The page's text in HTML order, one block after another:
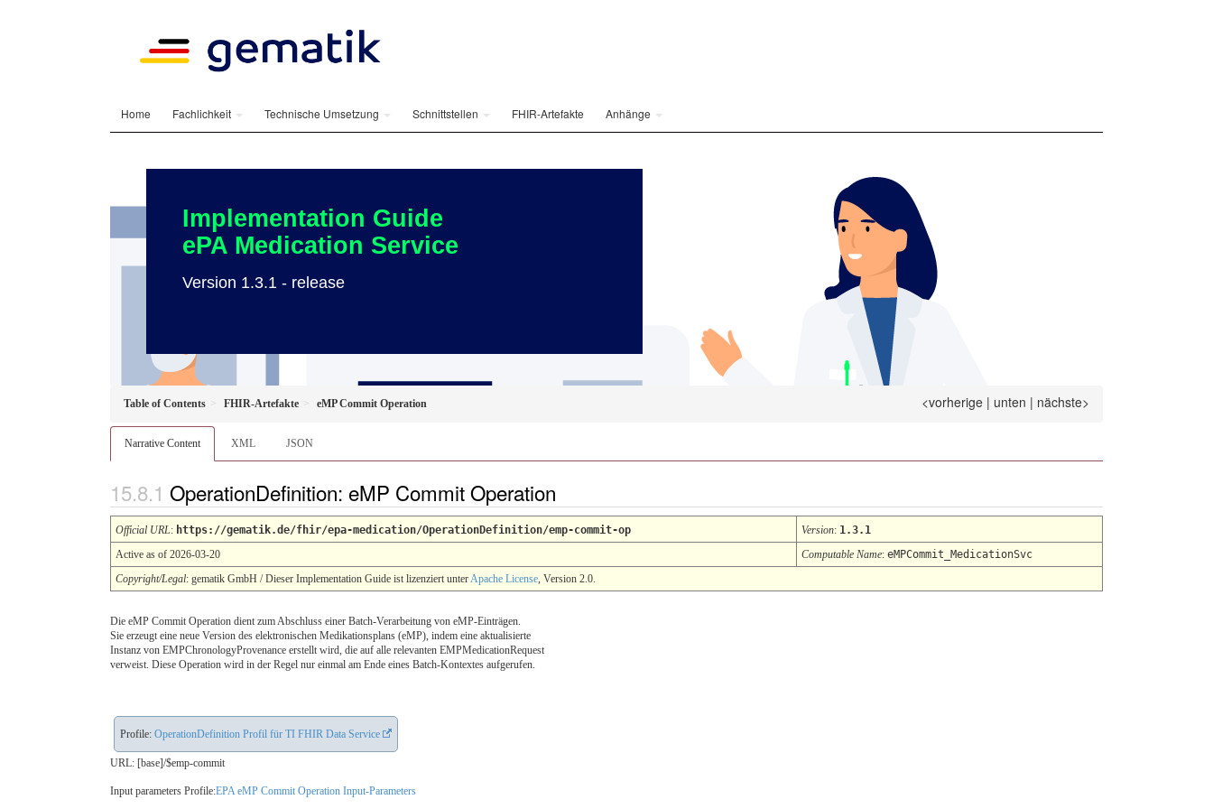
Home Fachlichkeit Technische Umsetzung Schnittstellen FHIR-Artefakte Anhänge
Implementation Guide
ePA Medication Service
Version 1.3.1 - release
Table of Contents FHIR-Artefakte eMP Commit Operation <vorherige | unten | nächste>
Narrative Content XML JSON
OperationDefinition: eMP Commit Operation
Official URL: https://gematik.de/fhir/epa-medication/OperationDefinition/emp-commit-op Version: 1.3.1
Active as of 2026-03-20
Computable Name: eMPCommit_MedicationSvc
Copyright/Legal: gematik GmbH / Dieser Implementation Guide ist lizenziert unter Apache License , Version 2.0.
Die eMP Commit Operation dient zum Abschluss einer Batch-Verarbeitung von eMP-Einträgen.
Sie erzeugt eine neue Version des elektronischen Medikationsplans (eMP), indem eine aktualisierte
Instanz von EMPChronologyProvenance erstellt wird, die auf alle relevanten EMPMedicationRequest
verweist. Diese Operation wird in der Regel nur einmal am Ende eines Batch-Kontextes aufgerufen.
Profile: OperationDefinition Profil für TI FHIR Data Service
URL: [base]/$emp-commit
Input parameters Profile:EPA eMP Commit Operation Input-Parameters